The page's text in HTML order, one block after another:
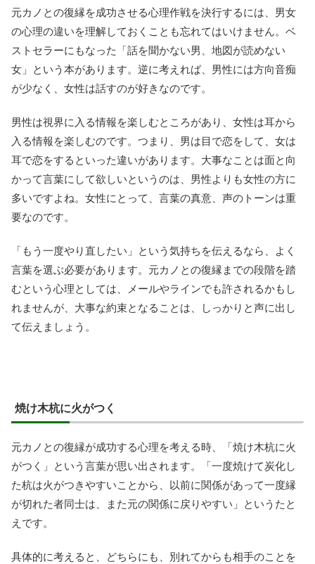
元カノとの復縁を成功させる心理作戦を決行するには、男女
の心理の違いを理解しておくことも忘れてはいけません。ベ
ストセラーにもなった「話を聞かない男、地図が読めない
女」という本があります。逆に考えれば、男性には方向音痴
が少なく、女性は話すのが好きなのです。
男性は視界に入る情報を楽しむところがあり、女性は耳から
入る情報を楽しむのです。つまり、男は目で恋をして、女は
耳で恋をするといった違いがあります。大事なことは面と向
かって言葉にして欲しいというのは、男性よりも女性の方に
多いですよね。女性にとって、言葉の真意、声のトーンは重
要なのです。
「もう一度やり直したい」という気持ちを伝えるなら、よく
言葉を選ぶ必要があります。元カノとの復縁までの段階を踏
むという心理としては、メールやラインでも許されるかもし
れませんが、大事な約束となることは、しっかりと声に出し
て伝えましょう。
焼け木杭に火がつく
元カノとの復縁が成功する心理を考える時、「焼け木杭に火
がつく」という言葉が思い出されます。「一度焼けて炭化し
た杭は火がつきやすいことから、以前に関係があって一度縁
が切れた者同士は、また元の関係に戻りやすい」というたと
えです。
具体的に考えると、どちらにも、別れてからも相手のことを